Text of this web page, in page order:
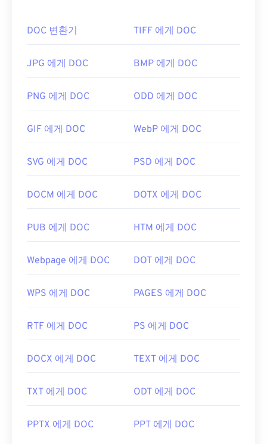
PDF 파일을 어떻게 여나요?
Adobe Acrobat Reader를
사용합니다. Adobe는
연 가장인기 있는 무료 PDF 리더입니다. 사용하기
는 전혀 어렵지 않지만, 제 생각에는 불필요하거나 원
프로그램입니다.
PDF 파일을 자동으로 열 수 있습니다. 추가 기능이나
도 있지만, 온라인에서 PDF 링크를 클릭하면 자동으
기능을 원하신다면
SumatraPDF나MuPDF를
개발자: ISO
유용한 링크:
https://en.wikipedia.org/wiki/휴대용_문서_포맷
adobe/about-adobe-pdf.html
DOC 변환기 TIFF 에게 DOC
JPG 에게 DOC BMP 에게 DOC
PNG 에게 DOC ODD 에게 DOC
GIF 에게 DOC WebP 에게 DOC
SVG 에게 DOC PSD 에게 DOC
DOCM 에게 DOC DOTX 에게 DOC
PUB 에게 DOC HTM 에게 DOC
Webpage 에게 DOC DOT 에게 DOC
WPS 에게 DOC PAGES 에게 DOC
RTF 에게 DOC PS 에게 DOC
DOCX 에게 DOC TEXT 에게 DOC
TXT 에게 DOC ODT 에게 DOC
PPTX 에게 DOC PPT 에게 DOC